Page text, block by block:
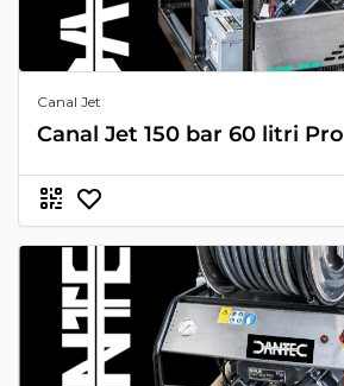
Canal Jet
Canal Jet 150 bar 60 litri Pro